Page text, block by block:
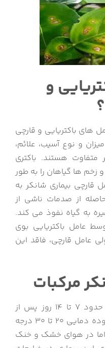
و
های باکتریایی و قارچی
و نوع آسیب، علائم،
هستند. باکتری
زخم ها گیاهان را به طور
قارچی بیماری شانکر به
از صدمات ناشی از
به گیاه نفوذ می کند.
عامل باکتریایی بوی
عامل قارچی، فاقد این
مرکبات
علائم شانکر باکتریایی معمولا حدود 7 تا 14 روز پس از
عفونت در شرایط بهینه در محدوده دمایی 20 تا 30 درجه
اما در هوای خشک و خنک